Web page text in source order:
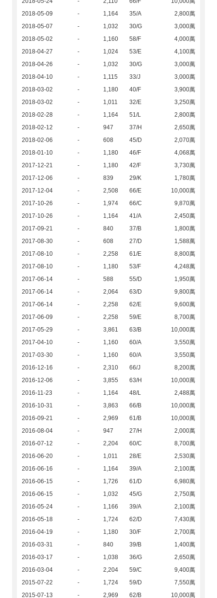
2018-05-09
- 1,164 35/A
2,800萬
2018-05-07
- 1,032 30/G
3,000萬
2018-05-02
- 1,160 58/F
4,000萬
2018-04-27
- 1,024 53/E
4,100萬
2018-04-26
- 1,032 30/G
3,000萬
2018-04-10
- 1,115 33/J
3,000萬
2018-03-02
- 1,180 40/F
3,900萬
2018-03-02
- 1,011 32/E
3,250萬
2018-02-28
- 1,164 51/L
2,800萬
2018-02-12
- 947 37/H
2,650萬
2018-02-06
- 608 45/D
2,070萬
2018-01-10
- 1,180 46/F
4,068萬
2017-12-21
- 1,180 42/F
3,730萬
2017-12-06
- 839 29/K
1,780萬
2017-12-04
- 2,508 66/E
10,000萬
2017-10-26
- 1,974 66/C
9,870萬
2017-10-26
- 1,164 41/A
2,450萬
2017-09-21
- 840 37/B
1,800萬
2017-08-30
- 608 27/D
1,588萬
2017-08-10
- 2,258 61/E
8,800萬
2017-08-10
- 1,180 53/F
4,248萬
2017-06-14
- 588 55/D
1,950萬
2017-06-14
- 2,064 63/D
9,800萬
2017-06-14
- 2,258 62/E
9,600萬
2017-06-09
- 2,258 59/E
8,700萬
2017-05-29
- 3,861 63/B
10,000萬
2017-04-10
- 1,160 60/A
3,550萬
2017-03-30
- 1,160 60/A
3,550萬
2016-12-16
- 2,310 66/J
8,200萬
2016-12-06
- 3,855 63/H
10,000萬
2016-11-23
- 1,164 48/L
2,488萬
2016-10-31
- 3,863 66/B
10,000萬
2016-09-21
- 2,969 61/B
10,000萬
2016-08-04
- 947 27/H
2,000萬
2016-07-12
- 2,204 60/C
8,700萬
2016-06-20
- 1,011 28/E
2,530萬
2016-06-16
- 1,164 39/A
2,100萬
2016-06-15
- 1,726 61/D
6,980萬
2016-06-15
- 1,032 45/G
2,750萬
2016-05-24
- 1,166 39/A
2,100萬
2016-05-18
- 1,724 62/D
7,430萬
2016-04-19
- 1,180 30/F
2,700萬
2016-03-31
- 840 39/B
1,400萬
2016-03-17
- 1,038 36/G
2,650萬
2016-03-04
- 2,204 59/C
9,400萬
2015-07-22
- 1,724 59/D
7,550萬
2015-07-13
- 2,969 62/B 10,000萬